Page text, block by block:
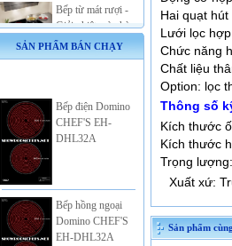
Giải nhiệt mùa hè
Khi mua bếp từ
Chefs sử dụng công
Toàn cảnh lễ công bố
sản phẩm bếp từ ba
và EH-DIH535
Khuyến mãi khủng
với Combo siêu tiết
kiệm mua bếp được
hút mùi
SẢN PHẨM BÁN CHẠY
CHEF'S EH-
DHL32A
Domino CHEF'S
EH-DHL32A
Hai quạt hút
Lưới lọc
Chức năng
Chất liệu
Option: lọc
Thông số
Kích thước
Kích thước
Trọng lượng:
Xuất xứ:
Sản phẩm